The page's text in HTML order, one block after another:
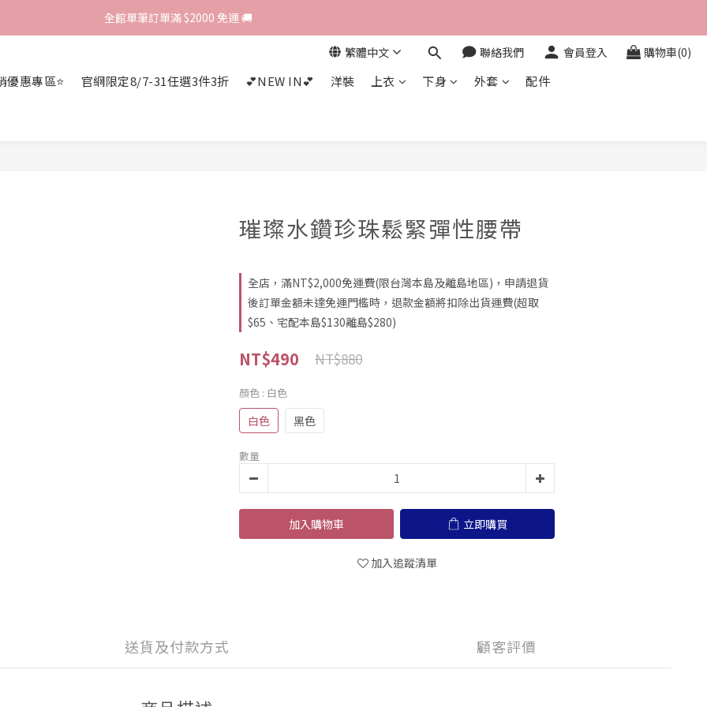
歡迎光臨 RED HOUSE! 新客註冊會員即贈$200購物金 ♥
全館單筆訂單滿 $2000 免運 🚚
繁體中文 聯絡我們 會員登入 購物車(0)
優惠專區⭐ 官網限定8/7-31任選3件3折 💕NEW IN💕 洋裝 上衣 下身 外套 配件
璀璨水鑽珍珠鬆緊彈性腰帶
全店，滿NT$2,000免運費(限台灣本島及離島地區)，申請退貨
後訂單金額未達免運門檻時，退款金額將扣除出貨運費(超取
$65、宅配本島$130離島$280)
NT$490 NT$880
顏色 : 白色
白色 黑色
數量
加入購物車 立即購買
加入追蹤清單
送貨及付款方式 顧客評價